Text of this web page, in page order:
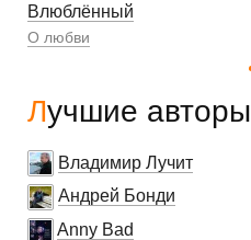
Влюблённый
О любви
Лучшие авторы
Владимир Лучит
Андрей Бонди
Anny Bad